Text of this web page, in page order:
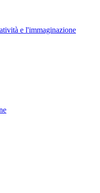
e l'immaginazione